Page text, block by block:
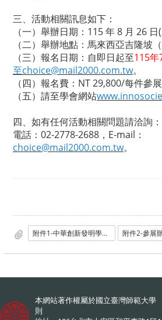
三、活動相關訊息如下：
（一）舉辦日期：115 年 8 月 26 日(
（二）舉辦地點：馬來西亞吉隆坡（
（三）報名日期：自即日起至115年
至choice@mail2000.com.tw。
（四）報名費：NT 29,800/每件參展
（五）請至學會網站
四、如有任何活動相關問題請洽詢
電話：02-2778-2688，E-mail：
choice@mail2000.com.tw。
附件1-中華創新發明學會函.pdf 附件2-參展
本網站著作權屬於國立臺灣師範大
則